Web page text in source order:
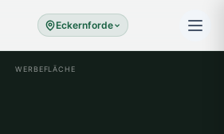
Eckernforde
WERBEFLÄCHE